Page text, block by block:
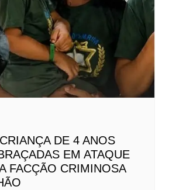
DE 4 ANOS
EM ATAQUE
FACÇÃO CRIMINOSA